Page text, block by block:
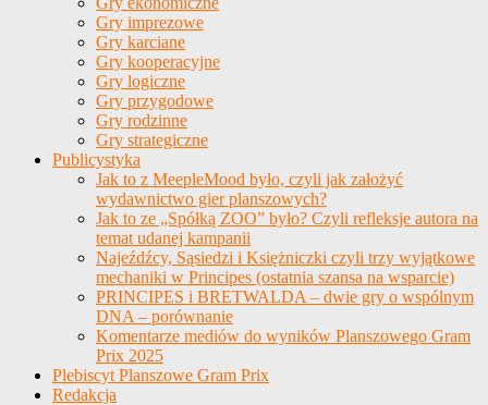
Gry imprezowe
Gry karciane
Gry kooperacyjne
Gry logiczne
Gry przygodowe
Gry rodzinne
Gry strategiczne
Publicystyka
Jak to z MeepleMood było, czyli jak założyć
wydawnictwo gier planszowych?
Jak to ze „Spółką ZOO” było? Czyli refleksje autora na
temat udanej kampanii
Najeźdźcy, Sąsiedzi i Księżniczki czyli trzy wyjątkowe
mechaniki w Principes (ostatnia szansa na wsparcie)
PRINCIPES i BRETWALDA – dwie gry o wspólnym
DNA – porównanie
Komentarze mediów do wyników Planszowego Gram
Prix 2025
Plebiscyt Planszowe Gram Prix
Redakcja